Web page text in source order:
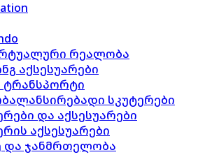
რეალობა
აქსესუარები
სკუტერები
და აქსესუარები
აქსესუარები
და ჯანმრთელობა